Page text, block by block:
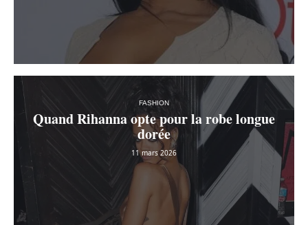
FASHION
Quand Rihanna opte pour la robe longue
dorée
11 mars 2026